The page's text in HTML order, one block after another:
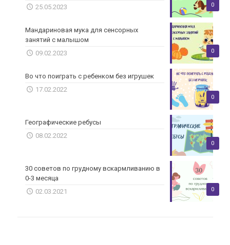
0
25.05.2023
0
Мандариновая мука для сенсорных
занятий с малышом
09.02.2023
0
Во что поиграть с ребенком без игрушек
17.02.2022
0
Географические ребусы
08.02.2022
0
30 советов по грудному вскармливанию в
0-3 месяца
02.03.2021